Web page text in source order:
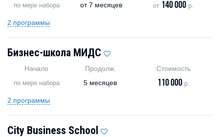
по мере набора
от7 месяцев от 140 000 р.
2 программы
Бизнес-школа МИДС
Начало
по мере набора
Продолж.
5 месяцев
Стоимость
110 000р.
2 программы
City Business School